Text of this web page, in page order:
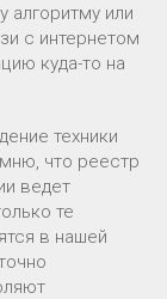
алгоритму или
с интернетом
куда-то на
техники
что реестр
ведет
те
в нашей